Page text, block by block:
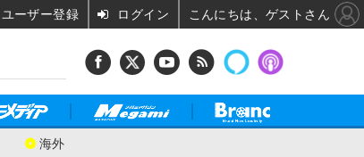
海外
ユーザー登録 ログイン こんにちは、ゲストさん